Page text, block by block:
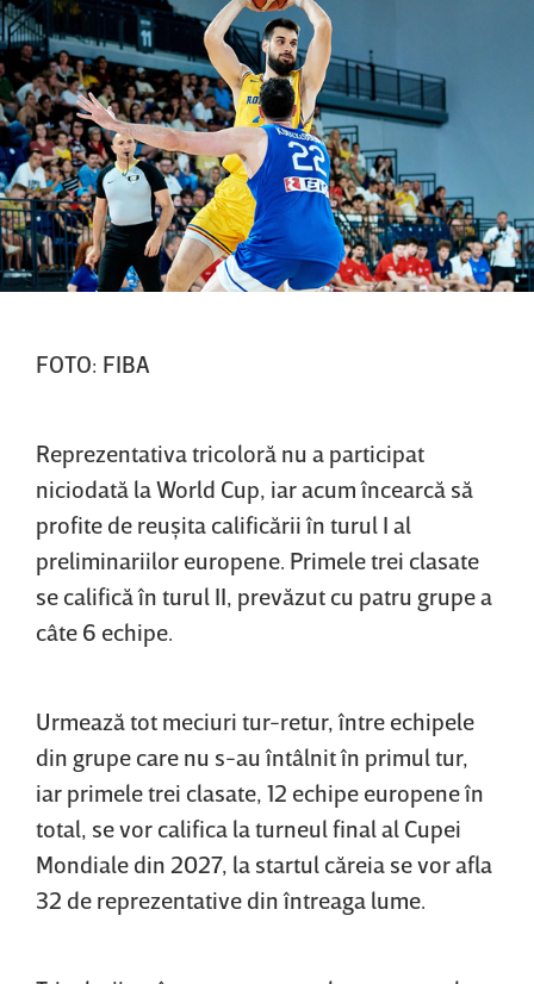
FOTO: FIBA
Reprezentativa tricoloră nu a participat
niciodată la World Cup, iar acum încearcă să
profite de reuşita calificării în turul I al
preliminariilor europene. Primele trei clasate
se califică în turul II, prevăzut cu patru grupe a
câte 6 echipe.
Urmează tot meciuri tur-retur, între echipele
din grupe care nu s-au întâlnit în primul tur,
iar primele trei clasate, 12 echipe europene în
total, se vor califica la turneul final al Cupei
Mondiale din 2027, la startul căreia se vor afla
32 de reprezentative din întreaga lume.